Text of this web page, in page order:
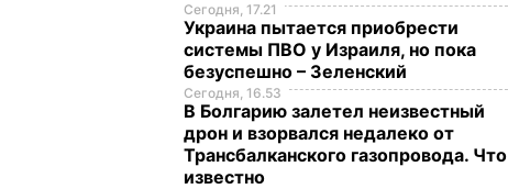
Сегодня, 17.21
Украина пытается приобрести
системы ПВО у Израиля, но пока
безуспешно – Зеленский
Сегодня, 16.53
В Болгарию залетел неизвестный
дрон и взорвался недалеко от
Трансбалканского газопровода. Что
известно